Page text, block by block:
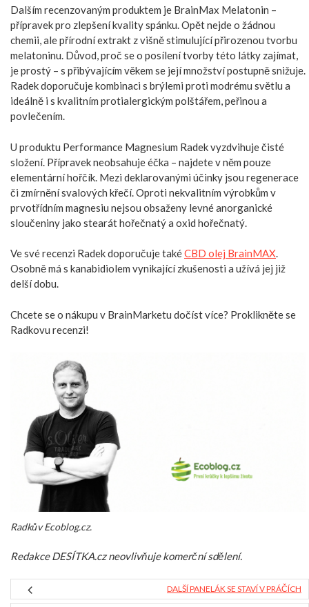
Dalším recenzovaným produktem je BrainMax Melatonin –
přípravek pro zlepšení kvality spánku. Opět nejde o žádnou
chemii, ale přírodní extrakt z višně stimulující přirozenou tvorbu
melatoninu. Důvod, proč se o posílení tvorby této látky zajímat,
je prostý – s přibývajícím věkem se její množství postupně snižuje.
Radek doporučuje kombinaci s brýlemi proti modrému světlu a
ideálně i s kvalitním protialergickým polštářem, peřinou a
povlečením.
U produktu Performance Magnesium Radek vyzdvihuje čisté
složení. Přípravek neobsahuje éčka – najdete v něm pouze
elementární hořčík. Mezi deklarovanými účinky jsou regenerace
či zmírnění svalových křečí. Oproti nekvalitním výrobkům v
prvotřídním magnesiu nejsou obsaženy levné anorganické
sloučeniny jako stearát hořečnatý a oxid hořečnatý.
Ve své recenzi Radek doporučuje takéCBD olej BrainMAX.
Osobně má s kanabidiolem vynikající zkušenosti a užívá jej již
delší dobu.
Chcete se o nákupu v BrainMarketu dočíst více? Proklikněte se
Radkovu recenzi!
Radkův Ecoblog.cz.
Redakce DESÍTKA.cz neovlivňuje komerční sdělení.
DALŠÍ PANELÁK SE STAVÍ V PRÁČÍCH